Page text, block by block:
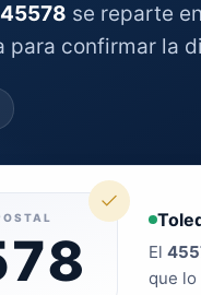
45578 se reparte
para confirmar la
El
que lo